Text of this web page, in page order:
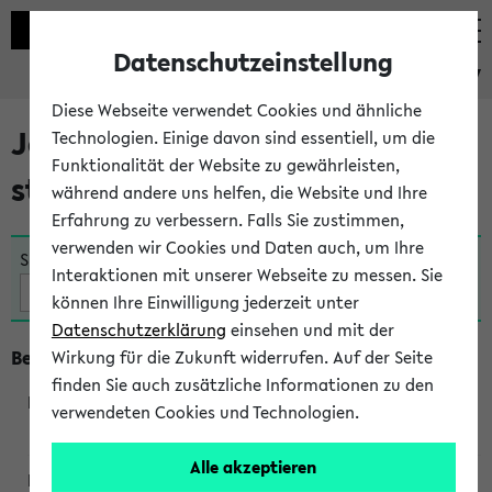
eKVV
Jetzt und in Kürze
stattfindende Veranstaltungen
Suche:
Beginn um 18 Uhr
Datenschutzeinstellung
Diese Webseite verwendet Cookies und ähnliche
Technologien. Einige davon sind essentiell, um die
Funktionalität der Website zu gewährleisten,
während andere uns helfen, die Website und Ihre
Erfahrung zu verbessern. Falls Sie zustimmen,
verwenden wir Cookies und Daten auch, um Ihre
Interaktionen mit unserer Webseite zu messen. Sie
können Ihre Einwilligung jederzeit unter
Datenschutzerklärung einsehen und mit der
Wirkung für die Zukunft widerrufen. Auf der Seite
finden Sie auch zusätzliche Informationen zu den
verwendeten Cookies und Technologien.
Alle akzeptieren